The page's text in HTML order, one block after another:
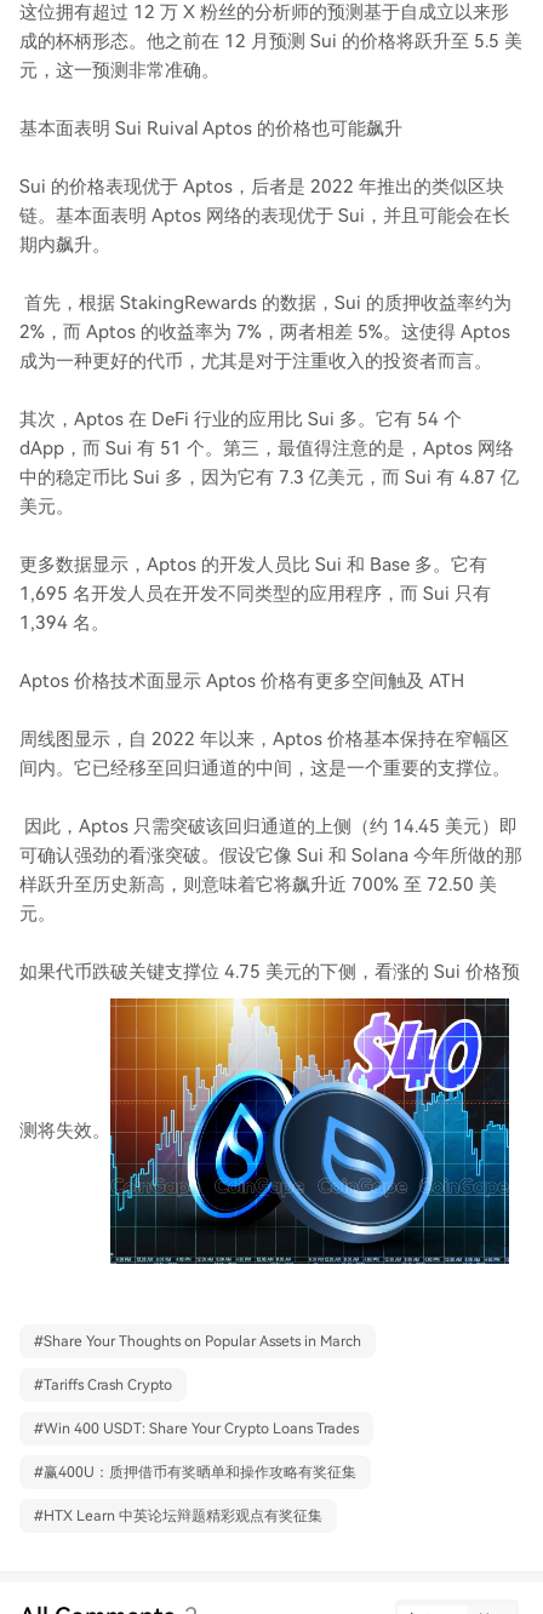
这位拥有超过 12 万 X 粉丝的分析师的预测基于自成立以来形
成的杯柄形态。他之前在 12 月预测 Sui 的价格将跃升至 5.5 美
元，这一预测非常准确。
基本面表明 Sui Ruival Aptos 的价格也可能飙升
Sui 的价格表现优于 Aptos，后者是 2022 年推出的类似区块
链。基本面表明 Aptos 网络的表现优于 Sui，并且可能会在长
期内飙升。
首先，根据 StakingRewards 的数据，Sui 的质押收益率约为
2%，而 Aptos 的收益率为 7%，两者相差 5%。这使得 Aptos
成为一种更好的代币，尤其是对于注重收入的投资者而言。
其次，Aptos 在 DeFi 行业的应用比 Sui 多。它有 54 个
dApp，而 Sui 有 51 个。第三，最值得注意的是，Aptos 网络
中的稳定币比 Sui 多，因为它有 7.3 亿美元，而 Sui 有 4.87 亿
美元。
更多数据显示，Aptos 的开发人员比 Sui 和 Base 多。它有
1,695 名开发人员在开发不同类型的应用程序，而 Sui 只有
1,394 名。
Aptos 价格技术面显示 Aptos 价格有更多空间触及 ATH
周线图显示，自 2022 年以来，Aptos 价格基本保持在窄幅区
间内。它已经移至回归通道的中间，这是一个重要的支撑位。
因此，Aptos 只需突破该回归通道的上侧（约 14.45 美元）即
可确认强劲的看涨突破。假设它像 Sui 和 Solana 今年所做的那
样跃升至历史新高，则意味着它将飙升近 700% 至 72.50 美
元。
如果代币跌破关键支撑位 4.75 美元的下侧，看涨的 Sui 价格预
测将失效。
#Share Your Thoughts on Popular Assets in March
#Tariffs Crash Crypto
#Win 400 USDT: Share Your Crypto Loans Trades
#赢400U：质押借币有奖晒单和操作攻略有奖征集
#HTX Learn 中英论坛辩题精彩观点有奖征集